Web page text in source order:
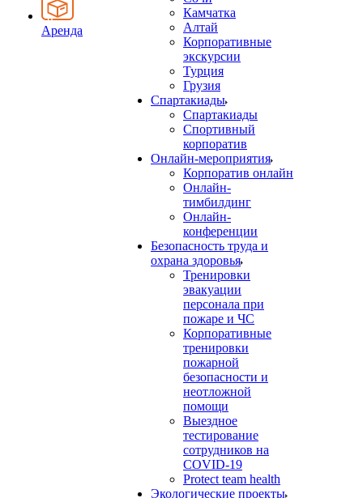
Аренда
Камчатка
Алтай
Корпоративные
экскурсии
Турция
Грузия
Спартакиады
Спартакиады
Спортивный
корпоратив
Онлайн-мероприятия
Корпоратив онлайн
Онлайн-
тимбилдинг
Онлайн-
конференции
Безопасность труда и
охрана здоровья
Тренировки
эвакуации
персонала при
пожаре и ЧС
Корпоративные
тренировки
пожарной
безопасности и
неотложной
помощи
Выездное
тестирование
сотрудников на
COVID-19
Protect team health
Экологические проекты